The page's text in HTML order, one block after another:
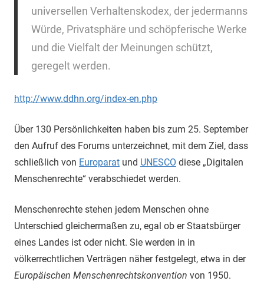
universellen Verhaltenskodex, der jedermanns
Würde, Privatsphäre und schöpferische Werke
und die Vielfalt der Meinungen schützt,
geregelt werden.
http://www.ddhn.org/index-en.php
Über 130 Persönlichkeiten haben bis zum 25. September
den Aufruf des Forums unterzeichnet, mit dem Ziel, dass
schließlich von Europarat und UNESCO diese „Digitalen
Menschenrechte“ verabschiedet werden.
Menschenrechte stehen jedem Menschen ohne
Unterschied gleichermaßen zu, egal ob er Staatsbürger
eines Landes ist oder nicht. Sie werden in in
völkerrechtlichen Verträgen näher festgelegt, etwa in der
Europäischen Menschenrechtskonvention von 1950.